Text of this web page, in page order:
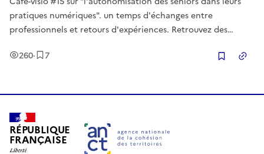
pratiques numériques". un temps d'échanges entre
professionnels et retours d'expériences. Retrouvez des
260Vues
· 7Enregistrement
RÉPUBLIQUE
FRANÇAISE